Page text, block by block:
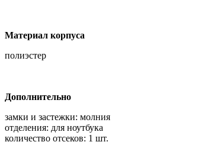
Материал корпуса
полиэстер
Дополнительно
замки и застежки: молния
отделения: для ноутбука
количество отсеков: 1 шт.